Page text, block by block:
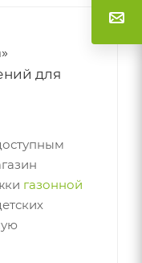
для
газонной